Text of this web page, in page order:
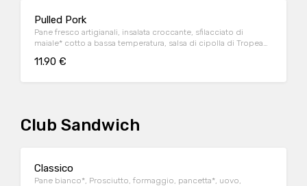
Pulled Pork
Pane fresco artigianali, insalata croccante, sfilacciato di
maiale* cotto a bassa temperatura, salsa di cipolla di Tropea
11.90 €
Club Sandwich
Classico
Pane bianco*, Prosciutto, formaggio, pancetta*, uovo,